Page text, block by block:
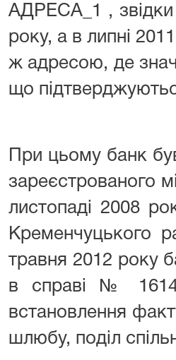
АДРЕСА_1 , звідки
року, а в липні
ж адресою, де
що
При цьому банк
зареєстрованого
листопаді 2008
Кременчуцького
травня 2012 року
в справі №
встановлення
шлюбу, поділ